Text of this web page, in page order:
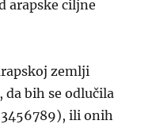
arapske ciljne
zemlji
da bih se odlučila
ili onih